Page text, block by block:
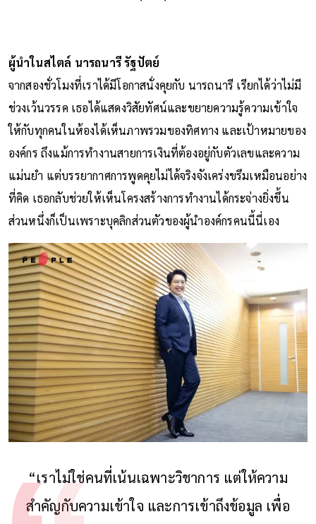
ผู้นำในสไตล์ นารถนารี รัฐปัตย์
จากสองชั่วโมงที่เราได้มีโอกาสนั่งคุยกับ นารถนารี เรียกได้ว่าไม่มี
ช่วงเว้นวรรค เธอได้แสดงวิสัยทัศน์และขยายความรู้ความเข้าใจ
ให้กับทุกคนในห้องได้เห็นภาพรวมของทิศทาง และเป้าหมายของ
องค์กร ถึงแม้การทำงานสายการเงินที่ต้องอยู่กับตัวเลขและความ
แม่นยำ แต่บรรยากาศการพูดคุยไม่ได้จริงจังเคร่งขรึมเหมือนอย่าง
ที่คิด เธอกลับช่วยให้เห็นโครงสร้างการทำงานได้กระจ่างยิ่งขึ้น
ส่วนหนึ่งก็เป็นเพราะบุคลิกส่วนตัวของผู้นำองค์กรคนนี้นี่เอง
“เราไม่ใช่คนที่เน้นเฉพาะวิชาการ แต่ให้ความ
สำคัญกับความเข้าใจ และการเข้าถึงข้อมูล เพื่อ